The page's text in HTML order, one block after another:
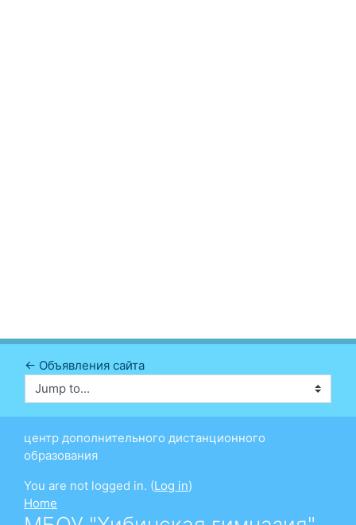
← Объявления сайта
Jump to...
центр дополнительного дистанционного
образования
You are not logged in. (Log in)
Home